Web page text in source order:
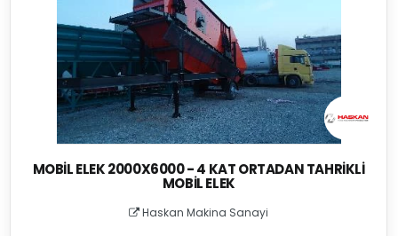
MOBIL ELEK 2000X6000 - 4 KAT ORTADAN TAHRIKLI
MOBIL ELEK
Haskan Makina Sanayi